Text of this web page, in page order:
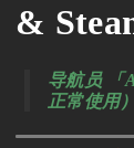
&
导航员 「
正常使用